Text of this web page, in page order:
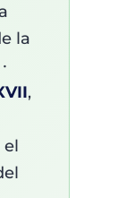
la
,
el